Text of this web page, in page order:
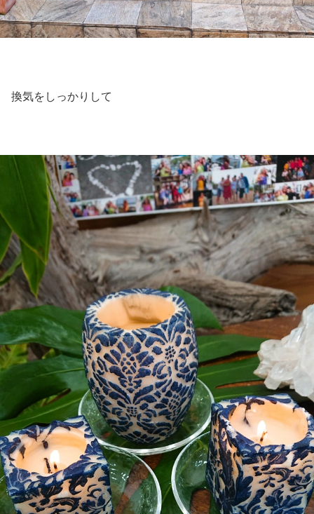
換気をしっかりして